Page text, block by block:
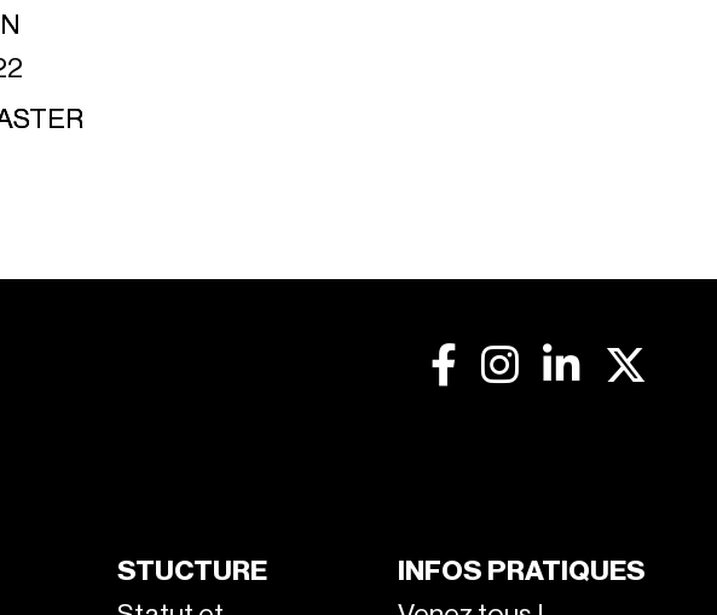
STUCTURE
INFOS PRATIQUES